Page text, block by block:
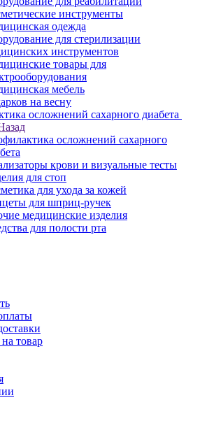
инструменты
одежда
для стерилизации
инструментов
товары для
мебель
на весну
осложнений сахарного диабета
осложнений сахарного
крови и визуальные тесты
для стоп
для ухода за кожей
для шприц-ручек
медицинские изделия
для полости рта
товар